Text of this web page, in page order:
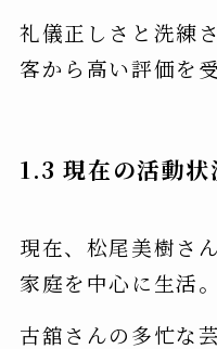
礼儀正しさと洗練
客から高い評価を
1.3 現在の活動状
現在、松尾美樹さ
家庭を中心に生活。
古舘さんの多忙な